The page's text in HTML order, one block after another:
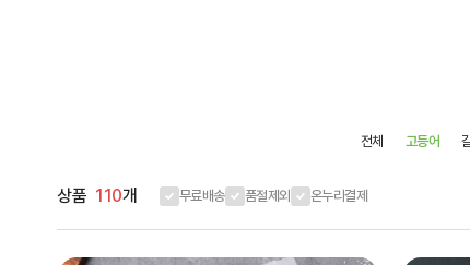
전체 고등어
상품 110개 무료배송 품절제외 온누리결제